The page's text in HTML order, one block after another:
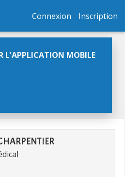
Connexion Inscription
L'APPLICATION MOBILE